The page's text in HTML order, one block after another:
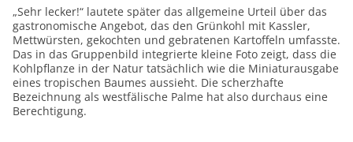
„Sehr lecker!“ lautete später das allgemeine Urteil über das
gastronomische Angebot, das den Grünkohl mit Kassler,
Mettwürsten, gekochten und gebratenen Kartoffeln umfasste.
Das in das Gruppenbild integrierte kleine Foto zeigt, dass die
Kohlpflanze in der Natur tatsächlich wie die Miniaturausgabe
eines tropischen Baumes aussieht. Die scherzhafte
Bezeichnung als westfälische Palme hat also durchaus eine
Berechtigung.